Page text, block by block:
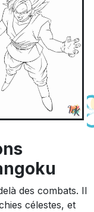
des combats. Il
célestes, et